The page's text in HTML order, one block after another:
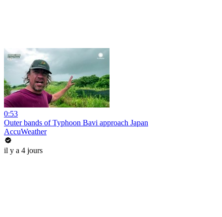
0:53
Outer bands of Typhoon Bavi approach Japan
AccuWeather
il y a 4 jours